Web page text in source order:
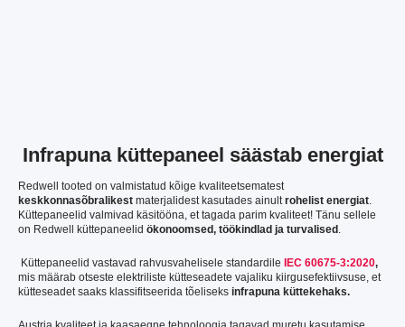
Infrapuna küttepaneel säästab energiat
Redwell tooted on valmistatud kõige kvaliteetsematest
keskkonnasõbralikest materjalidest kasutades ainultrohelist energiat.
Küttepaneelid valmivad käsitööna, et tagada parim kvaliteet! Tänu sellele
on Redwell küttepaneelid ökonoomsed, töökindlad ja turvalised.
Küttepaneelid vastavad rahvusvahelisele standardile IEC 60675-3:2020,
mis määrab otseste elektriliste kütteseadete vajaliku kiirgusefektiivsuse, et
kütteseadet saaks klassifitseerida tõeliseks infrapuna küttekehaks.